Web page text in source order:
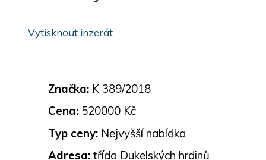
Vytisknout inzerát
Značka: K 389/2018
Cena: 520000 Kč
Typ ceny: Nejvyšší nabídka
Adresa: třída Dukelských hrdinů